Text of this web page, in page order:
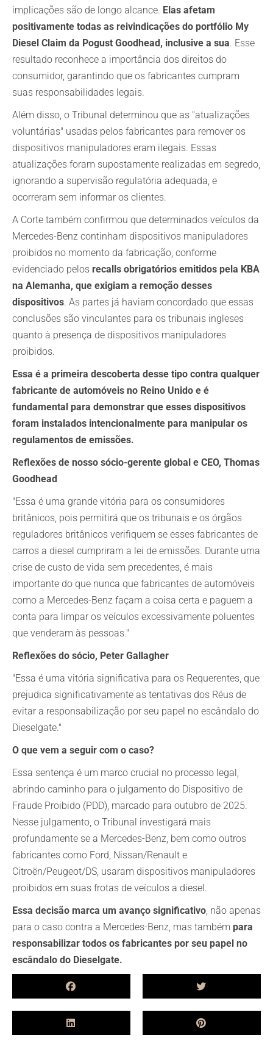
implicações são de longo alcance. Elas afetam
positivamente todas as reivindicações do portfólio My
Diesel Claim da Pogust Goodhead, inclusive a sua. Esse
resultado reconhece a importância dos direitos do
consumidor, garantindo que os fabricantes cumpram
suas responsabilidades legais.
Além disso, o Tribunal determinou que as "atualizações
voluntárias" usadas pelos fabricantes para remover os
dispositivos manipuladores eram ilegais. Essas
atualizações foram supostamente realizadas em segredo,
ignorando a supervisão regulatória adequada, e
ocorreram sem informar os clientes.
A Corte também confirmou que determinados veículos da
Mercedes-Benz continham dispositivos manipuladores
proibidos no momento da fabricação, conforme
evidenciado pelos recalls obrigatórios emitidos pela KBA
na Alemanha, que exigiam a remoção desses
dispositivos. As partes já haviam concordado que essas
conclusões são vinculantes para os tribunais ingleses
quanto à presença de dispositivos manipuladores
proibidos.
Essa é a primeira descoberta desse tipo contra qualquer
fabricante de automóveis no Reino Unido e é
fundamental para demonstrar que esses dispositivos
foram instalados intencionalmente para manipular os
regulamentos de emissões.
Reflexões de nosso sócio-gerente global e CEO, Thomas
Goodhead
"Essa é uma grande vitória para os consumidores
britânicos, pois permitirá que os tribunais e os órgãos
reguladores britânicos verifiquem se esses fabricantes de
carros a diesel cumpriram a lei de emissões. Durante uma
crise de custo de vida sem precedentes, é mais
importante do que nunca que fabricantes de automóveis
como a Mercedes-Benz façam a coisa certa e paguem a
conta para limpar os veículos excessivamente poluentes
que venderam às pessoas."
Reflexões do sócio, Peter Gallagher
"Essa é uma vitória significativa para os Requerentes, que
prejudica significativamente as tentativas dos Réus de
evitar a responsabilização por seu papel no escândalo do
Dieselgate."
O que vem a seguir com o caso?
Essa sentença é um marco crucial no processo legal,
abrindo caminho para o julgamento do Dispositivo de
Fraude Proibido (PDD), marcado para outubro de 2025.
Nesse julgamento, o Tribunal investigará mais
profundamente se a Mercedes-Benz, bem como outros
fabricantes como Ford, Nissan/Renault e
Citroën/Peugeot/DS, usaram dispositivos manipuladores
proibidos em suas frotas de veículos a diesel.
Essa decisão marca um avanço significativo, não apenas
para o caso contra a Mercedes-Benz, mas também para
responsabilizar todos os fabricantes por seu papel no
escândalo do Dieselgate.